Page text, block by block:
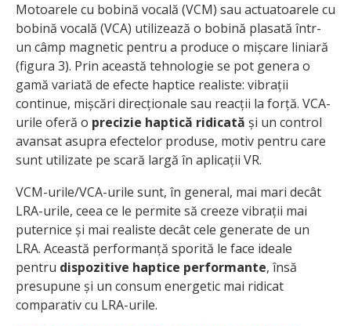
Motoarele cu bobină vocală (VCM) sau actuatoarele cu
bobină vocală (VCA) utilizează o bobină plasată într-
un câmp magnetic pentru a produce o mișcare liniară
(figura 3). Prin această tehnologie se pot genera o
gamă variată de efecte haptice realiste: vibrații
continue, mișcări direcționale sau reacții la forță. VCA-
urile oferă o precizie haptică ridicată și un control
avansat asupra efectelor produse, motiv pentru care
sunt utilizate pe scară largă în aplicații VR.
VCM-urile/VCA-urile sunt, în general, mai mari decât
LRA-urile, ceea ce le permite să creeze vibrații mai
puternice și mai realiste decât cele generate de un
LRA. Această performanță sporită le face ideale
pentru dispozitive haptice performante, însă
presupune și un consum energetic mai ridicat
comparativ cu LRA-urile.